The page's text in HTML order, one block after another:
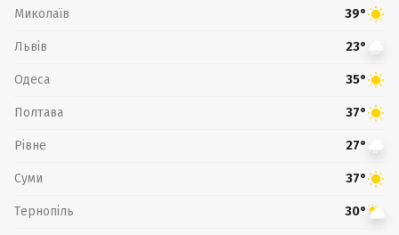
Миколаїв 39°
Львів 23°
Одеса 35°
Полтава 37°
Рівне 27°
Суми 37°
Тернопіль 30°